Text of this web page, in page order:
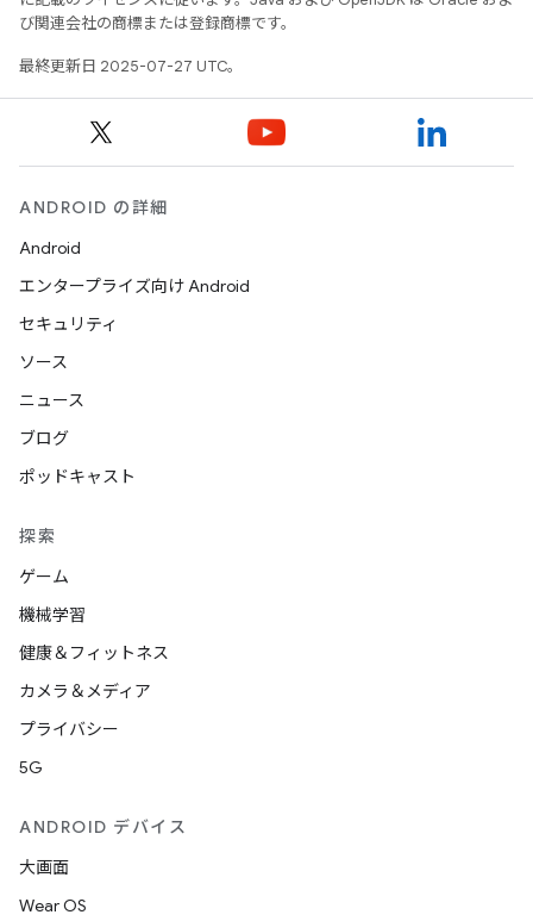
び関連会社の商標または登録商標です。
最終更新日 2025-07-27 UTC。
ANDROID の詳細
Android
エンタープライズ向け Android
セキュリティ
ソース
ニュース
ブログ
ポッドキャスト
探索
ゲーム
機械学習
健康＆フィットネス
カメラ＆メディア
プライバシー
5G
ANDROID デバイス
大画面
Wear OS